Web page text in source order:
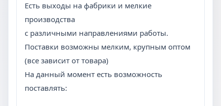
Есть выходы на фабрики и мелкие
производства
с различными направлениями работы.
Поставки возможны мелким, крупным оптом
(все зависит от товара)
На данный момент есть возможность
поставлять: